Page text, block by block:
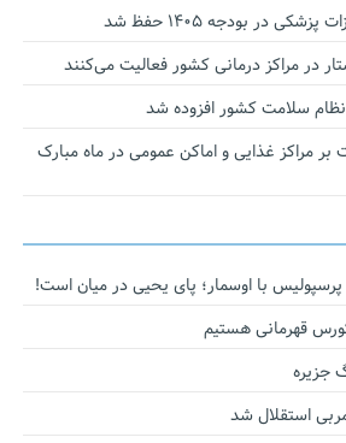
در بودجه ۱۴۰۵ حفظ شد
مراکز غذایی و اماکن عمومی در ماه مبارک
پرسپولیس با اوسمار؛ پای یحیی در میان است!
قهرمانی هستیم
جزیره
استقلال شد